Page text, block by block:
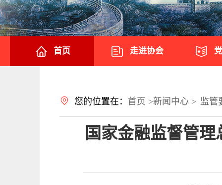
首页 走进协会
您的位置在： 首页 >新闻中心 > 监管
国家金融监督管